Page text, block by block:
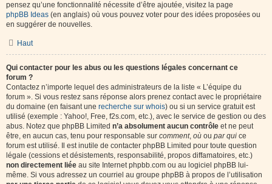
pensez qu’une fonctionnalité nécessite d’être ajoutée, visitez la page
phpBB Ideas (en anglais) où vous pouvez voter pour des idées proposées ou
en suggérer de nouvelles.
Haut
Qui contacter pour les abus ou les questions légales concernant ce
forum ?
Contactez n’importe lequel des administrateurs de la liste « L’équipe du
forum ». Si vous restez sans réponse alors prenez contact avec le propriétaire
du domaine (en faisant une recherche sur whois) ou si un service gratuit est
utilisé (exemple : Yahoo!, Free, f2s.com, etc.), avec le service de gestion ou des
abus. Notez que phpBB Limited n’a absolument aucun contrôle et ne peut
être, en aucun cas, tenu pour responsable sur comment, où ou par qui ce
forum est utilisé. Il est inutile de contacter phpBB Limited pour toute question
légale (cessions et désistements, responsabilité, propos diffamatoires, etc.)
non directement liée au site Internet phpbb.com ou au logiciel phpBB lui-
même. Si vous adressez un courriel au groupe phpBB à propos de l’utilisation